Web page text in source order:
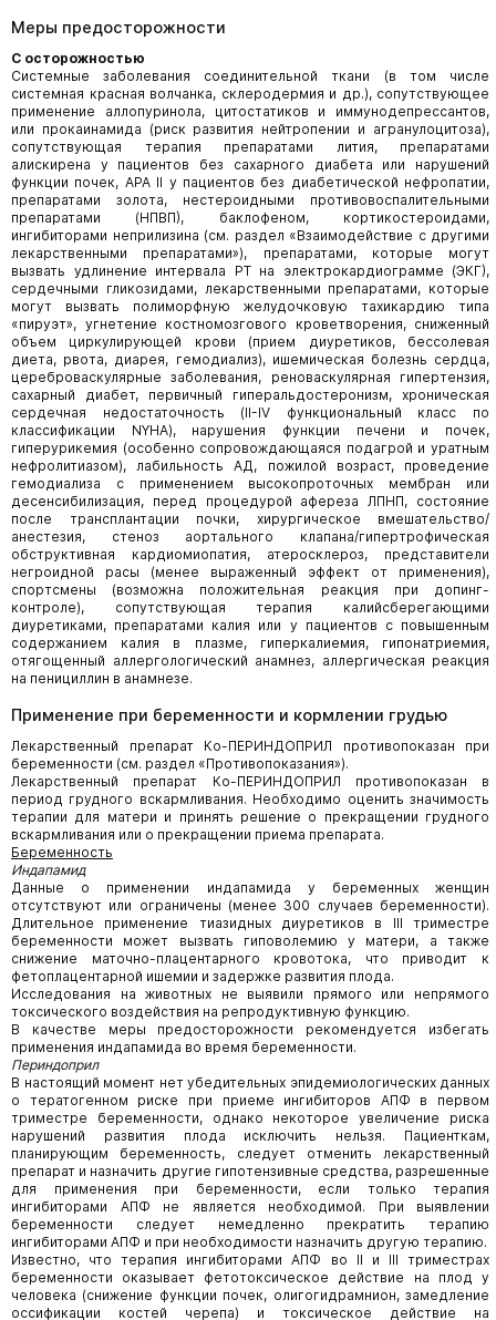
Меры предосторожности
С осторожностью
Системные заболевания соединительной ткани (в том числе
системная красная волчанка, склеродермия и др.), сопутствующее
применение аллопуринола, цитостатиков и иммунодепрессантов,
или прокаинамида (риск развития нейтропении и агранулоцитоза),
сопутствующая терапия препаратами лития, препаратами
алискирена у пациентов без сахарного диабета или нарушений
функции почек, АРА II у пациентов без диабетической нефропатии,
препаратами золота, нестероидными противовоспалительными
препаратами (НПВП), баклофеном, кортикостероидами,
ингибиторами неприлизина (см. раздел «Взаимодействие с другими
лекарственными препаратами»), препаратами, которые могут
вызвать удлинение интервала РТ на электрокардиограмме (ЭКГ),
сердечными гликозидами, лекарственными препаратами, которые
могут вызвать полиморфную желудочковую тахикардию типа
«пируэт», угнетение костномозгового кроветворения, сниженный
объем циркулирующей крови (прием диуретиков, бессолевая
диета, рвота, диарея, гемодиализ), ишемическая болезнь сердца,
цереброваскулярные заболевания, реноваскулярная гипертензия,
сахарный диабет, первичный гиперальдостеронизм, хроническая
сердечная недостаточность (II-IV функциональный класс по
классификации NYHA), нарушения функции печени и почек,
гиперурикемия (особенно сопровождающаяся подагрой и уратным
нефролитиазом), лабильность АД, пожилой возраст, проведение
гемодиализа с применением высокопроточных мембран или
десенсибилизация, перед процедурой афереза ЛПНП, состояние
после трансплантации почки, хирургическое вмешательство/
анестезия, стеноз аортального клапана/гипертрофическая
обструктивная кардиомиопатия, атеросклероз, представители
негроидной расы (менее выраженный эффект от применения),
спортсмены (возможна положительная реакция при допинг-
контроле), сопутствующая терапия калийсберегающими
диуретиками, препаратами калия или у пациентов с повышенным
содержанием калия в плазме, гиперкалиемия, гипонатриемия,
отягощенный аллергологический анамнез, аллергическая реакция
на пенициллин в анамнезе.
Применение при беременности и кормлении грудью
Лекарственный препарат Ко-ПЕРИНДОПРИЛ противопоказан при
беременности (см. раздел «Противопоказания»).
Лекарственный препарат Ко-ПЕРИНДОПРИЛ противопоказан в
период грудного вскармливания. Необходимо оценить значимость
терапии для матери и принять решение о прекращении грудного
вскармливания или о прекращении приема препарата.
Беременность
Индапамид
Данные о применении индапамида у беременных женщин
отсутствуют или ограничены (менее 300 случаев беременности).
Длительное применение тиазидных диуретиков в III триместре
беременности может вызвать гиповолемию у матери, а также
снижение маточно-плацентарного кровотока, что приводит к
фетоплацентарной ишемии и задержке развития плода.
Исследования на животных не выявили прямого или непрямого
токсического воздействия на репродуктивную функцию.
В качестве меры предосторожности рекомендуется избегать
применения индапамида во время беременности.
Периндоприл
В настоящий момент нет убедительных эпидемиологических данных
о тератогенном риске при приеме ингибиторов АПФ в первом
триместре беременности, однако некоторое увеличение риска
нарушений развития плода исключить нельзя. Пациенткам,
планирующим беременность, следует отменить лекарственный
препарат и назначить другие гипотензивные средства, разрешенные
для применения при беременности, если только терапия
ингибиторами АПФ не является необходимой. При выявлении
беременности следует немедленно прекратить терапию
ингибиторами АПФ и при необходимости назначить другую терапию.
Известно, что терапия ингибиторами АПФ во II и III триместрах
беременности оказывает фетотоксическое действие на плод у
человека (снижение функции почек, олигогидрамнион, замедление
оссификации костей черепа) и токсическое действие на